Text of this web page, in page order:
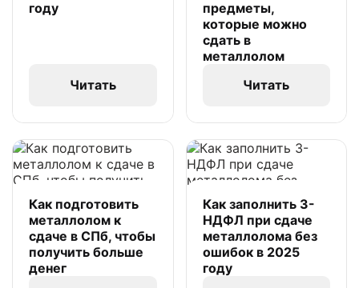
году
Читать
предметы,
которые можно
сдать в
металлолом
Читать
Как подготовить
металлолом к
сдаче в СПб, чтобы
получить больше
денег
Как заполнить 3-
НДФЛ при сдаче
металлолома без
ошибок в 2025
году